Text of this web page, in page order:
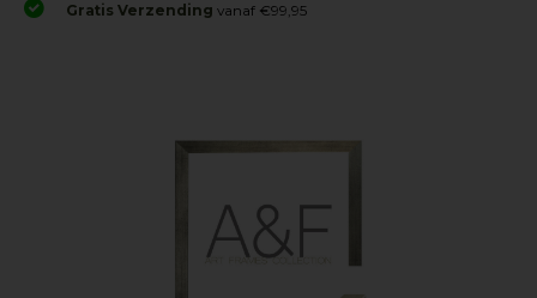
Gratis Verzending vanaf €99,95